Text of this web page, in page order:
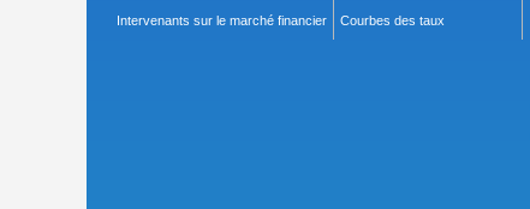
Intervenants sur le marché financier
Courbes des taux